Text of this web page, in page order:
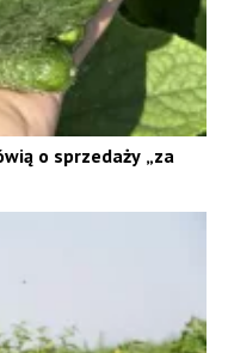
o sprzedaży „za